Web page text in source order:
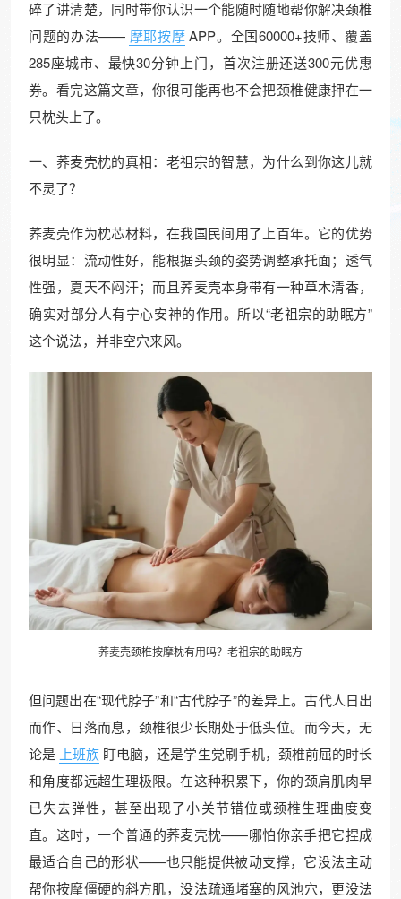
碎了讲清楚，同时带你认识一个能随时随地帮你解决颈椎
问题的办法—— 摩耶按摩 APP。全国60000+技师、覆盖
285座城市、最快30分钟上门，首次注册还送300元优惠
券。看完这篇文章，你很可能再也不会把颈椎健康押在一
只枕头上了。
一、荞麦壳枕的真相：老祖宗的智慧，为什么到你这儿就
不灵了？
荞麦壳作为枕芯材料，在我国民间用了上百年。它的优势
很明显：流动性好，能根据头颈的姿势调整承托面；透气
性强，夏天不闷汗；而且荞麦壳本身带有一种草木清香，
确实对部分人有宁心安神的作用。所以“老祖宗的助眠方”
这个说法，并非空穴来风。
荞麦壳颈椎按摩枕有用吗？老祖宗的助眠方
但问题出在“现代脖子”和“古代脖子”的差异上。古代人日出
而作、日落而息，颈椎很少长期处于低头位。而今天，无
论是 上班族 盯电脑，还是学生党刷手机，颈椎前屈的时长
和角度都远超生理极限。在这种积累下，你的颈肩肌肉早
已失去弹性，甚至出现了小关节错位或颈椎生理曲度变
直。这时，一个普通的荞麦壳枕——哪怕你亲手把它捏成
最适合自己的形状——也只能提供被动支撑，它没法主动
帮你按摩僵硬的斜方肌，没法疏通堵塞的风池穴，更没法